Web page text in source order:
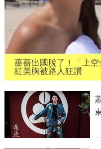
薔薔出國脫了！「上
紅美胸被路人狂讚